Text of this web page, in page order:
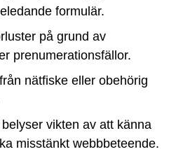
formulär.
på grund av
prenumerationsfällor.
nätfiske eller obehörig
vikten av att känna
misstänkt webbbeteende.